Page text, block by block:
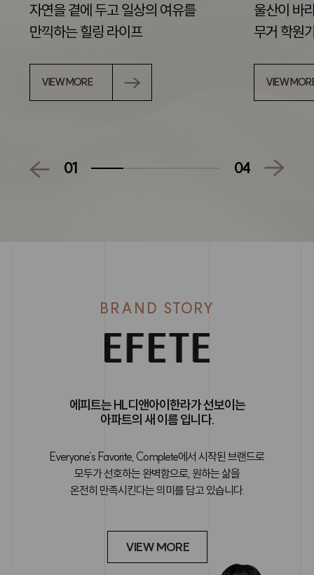
자연을 곁에 두고 일상의 여유를
만끽하는 힐링 라이프
VIEW MORE
울산이 바
무거 학원
VIEW
01 04
BRAND STORY
에피트는 HL디앤아이한라가 선보이는
아파트의 새 이름 입니다.
Everyone’s Favorite, Complete에서 시작된 브랜드로
모두가 선호하는 완벽함으로, 원하는 삶을
온전히 만족시킨다는 의미를 담고 있습니다.
VIEW MORE